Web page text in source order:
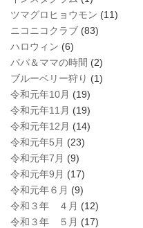
ツマグロヒョウモン (11)
ニコニコクラブ (83)
ハロウィン (6)
パパ＆ママの時間 (2)
ブルーベリー狩り (1)
令和元年10月 (19)
令和元年11月 (19)
令和元年12月 (14)
令和元年5月 (23)
令和元年7月 (9)
令和元年9月 (17)
令和元年６月 (9)
令和３年 ４月 (12)
令和３年 ５月 (17)